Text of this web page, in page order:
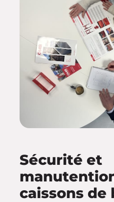
Sécurité et
caissons de